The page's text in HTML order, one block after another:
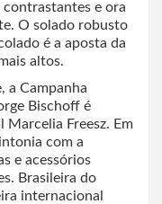
e ora
O solado robusto
é a aposta da
altos.
a Campanha
Bischoff é
Freesz. Em
com a
e acessórios
Brasileira do
internacional